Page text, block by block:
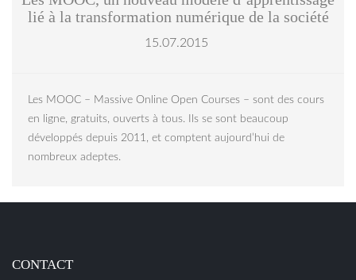
lié à la transformation numérique de la société
15.07.2015
Les MOOC – Massive Online Open Courses – sont des cours
en ligne, gratuits, ouverts à tous. Ils se sont beaucoup
développés depuis 2011, et comptent aujourd’hui de
nombreux adeptes.
CONTACT